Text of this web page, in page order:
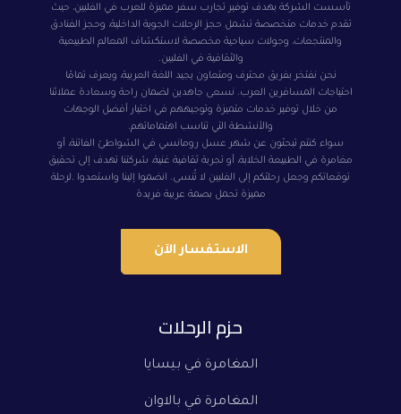
تأسست الشركة بهدف توفير تجارب سفر مميزة للعرب في الفلبين، حيث
تقدم خدمات متخصصة تشمل حجز الرحلات الجوية الداخلية، وحجز الفنادق
والمنتجعات، وجولات سياحية مخصصة لاستكشاف المعالم الطبيعية
والثقافية في الفلبين.
نحن نفتخر بفريق محترف ومتعاون يجيد اللغة العربية، ويعرف تمامًا
احتياجات المسافرين العرب. نسعى جاهدين لضمان راحة وسعادة عملائنا
من خلال توفير خدمات متميزة وتوجيههم في اختيار أفضل الوجهات
والأنشطة التي تناسب اهتماماتهم.
سواء كنتم تبحثون عن شهر عسل رومانسي في الشواطئ الفاتنة، أو
مغامرة في الطبيعة الخلابة، أو تجربة ثقافية غنية، شركتنا تهدف إلى تحقيق
توقعاتكم وجعل رحلتكم إلى الفلبين لا تُنسى. انضموا إلينا واستعدوا .لرحلة
مميزة تحمل بصمة عربية فريدة
الاستفسار الآن
حزم الرحلات
المغامرة في بيسايا
المغامرة في بالاوان